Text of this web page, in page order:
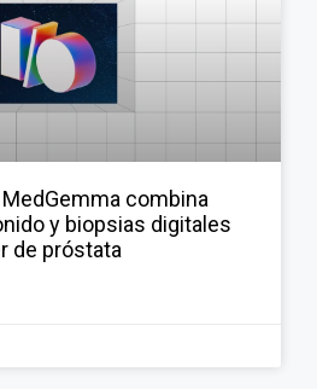
combina
y biopsias digitales
de próstata